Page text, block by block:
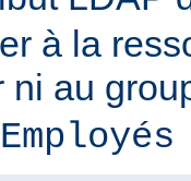
à la
ni au